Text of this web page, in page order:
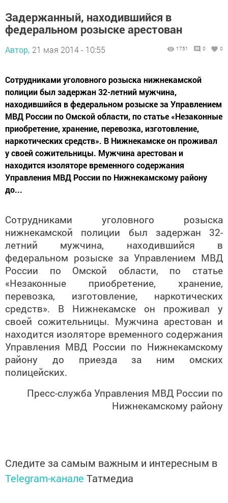
Задержанный, находившийся в
федеральном розыске арестован
Автор, 21 мая 2014 - 10:55 1751 0 0
Сотрудниками уголовного розыска нижнекамской
полиции был задержан 32-летний мужчина,
находившийся в федеральном розыске за Управлением
МВД России по Омской области, по статье «Незаконные
приобретение, хранение, перевозка, изготовление,
наркотических средств». В Нижнекамске он проживал
у своей сожительницы. Мужчина арестован и
находится изоляторе временного содержания
Управления МВД России по Нижнекамскому району
до...
Сотрудниками уголовного розыска
нижнекамской полиции был задержан 32-
летний мужчина, находившийся в
федеральном розыске за Управлением МВД
России по Омской области, по статье
«Незаконные приобретение, хранение,
перевозка, изготовление, наркотических
средств». В Нижнекамске он проживал у
своей сожительницы. Мужчина арестован и
находится изоляторе временного содержания
Управления МВД России по Нижнекамскому
району до приезда за ним омских
полицейских.
Пресс-служба Управления МВД России по
Нижнекамскому району
Следите за самым важным и интересным в
Telegram-канале Татмедиа